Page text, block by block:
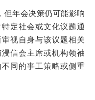
年会决策仍可能影响
定社会或文化议题通
视自身与该议题相关
信会主席或机构领袖
同的事工策略或侧重